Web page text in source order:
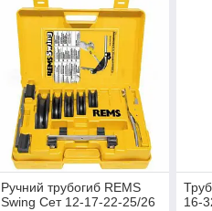
Ручний трубогиб REMS
Swing Сет 12-17-22-25/26
16-